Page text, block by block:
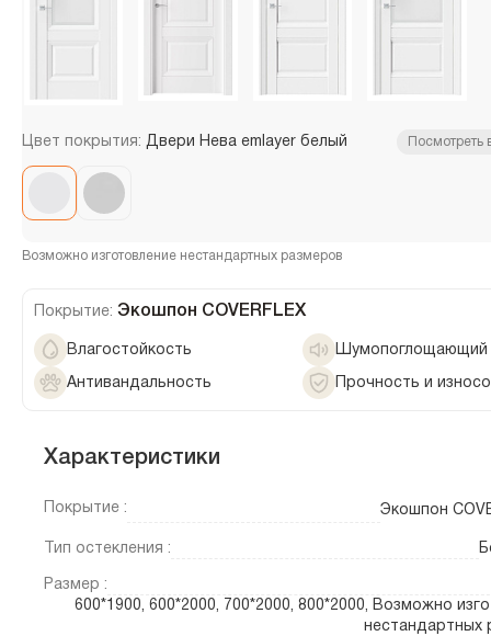
Цвет покрытия: Двери Нева emlayer белый Посмотреть
Возможно изготовление нестандартных размеров
Покрытие: Экошпон COVERFLEX
Влагостойкость Шумопоглощающий
Антивандальность Прочность и
Характеристики
Покрытие : Экошпон
Тип остекления :
Размер :
600*1900, 600*2000, 700*2000, 800*2000, Возможно
нестандартных